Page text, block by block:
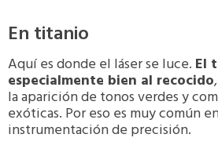
En titanio
Aquí es donde el láser se luce. El
especialmente bien al recocido
la aparición de tonos verdes y
exóticas. Por eso es muy común
instrumentación de precisión.